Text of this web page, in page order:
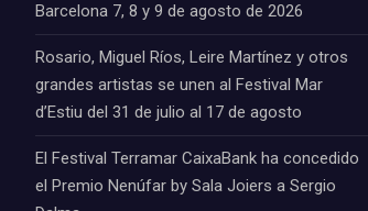
Barcelona 7, 8 y 9 de agosto de 2026
Rosario, Miguel Ríos, Leire Martínez y otros
grandes artistas se unen al Festival Mar
d’Estiu del 31 de julio al 17 de agosto
El Festival Terramar CaixaBank ha concedido
el Premio Nenúfar by Sala Joiers a Sergio